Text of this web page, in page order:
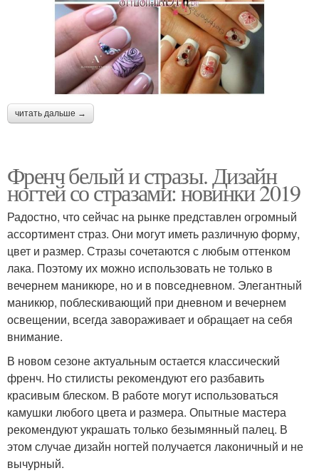
читать дальше →
Френч белый и стразы. Дизайн
ногтей со стразами: новинки 2019
Радостно, что сейчас на рынке представлен огромный
ассортимент страз. Они могут иметь различную форму,
цвет и размер. Стразы сочетаются с любым оттенком
лака. Поэтому их можно использовать не только в
вечернем маникюре, но и в повседневном. Элегантный
маникюр, поблескивающий при дневном и вечернем
освещении, всегда завораживает и обращает на себя
внимание.
В новом сезоне актуальным остается классический
френч. Но стилисты рекомендуют его разбавить
красивым блеском. В работе могут использоваться
камушки любого цвета и размера. Опытные мастера
рекомендуют украшать только безымянный палец. В
этом случае дизайн ногтей получается лаконичный и не
вычурный.